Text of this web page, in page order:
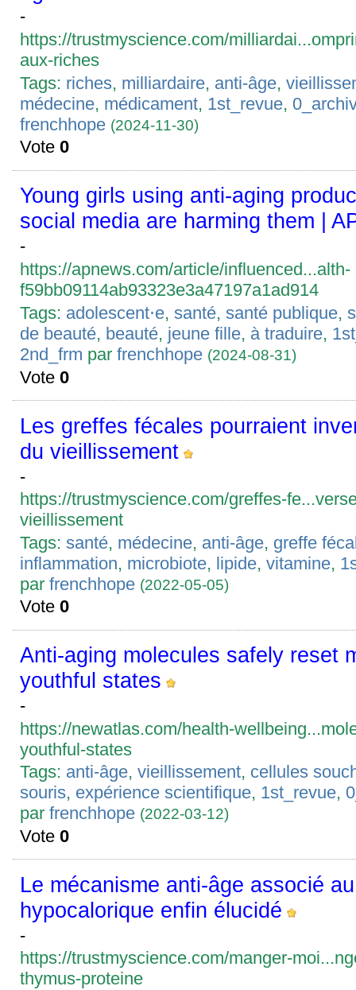
-
https://trustmyscience.com/
aux-riches
Tags: riches, milliardaire, anti-âge,
médecine, médicament, 1st_revue,
frenchhope (2024-11-30)
Vote0
Young girls using anti-aging
social media are harming them |
-
https://apnews.com/article/influenced...alth-
f59bb09114ab93323e3a47197a1ad914
Tags: adolescent⋅e,santé,santé publique,
de beauté, beauté, jeune fille, à traduire,
2nd_frm parfrenchhope (2024-08-31)
Vote0
Les greffes fécales pourraient
du vieillissement
-
https://trustmyscience.com/greffes-
vieillissement
Tags:santé, médecine, anti-âge, greffe
inflammation, microbiote, lipide,vitamine,
parfrenchhope (2022-05-05)
Vote0
Anti-aging molecules safely reset
youthful states
-
https://newatlas.com/health-
youthful-states
Tags: anti-âge,vieillissement, cellules
souris, expérience scientifique, 1st_revue,
parfrenchhope (2022-03-12)
Vote0
Le mécanisme anti-âge associé
hypocalorique enfin élucidé
-
https://trustmyscience.com/manger-
thymus-proteine